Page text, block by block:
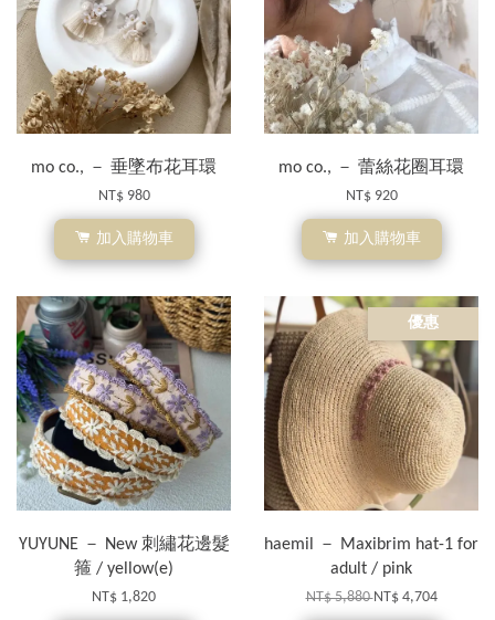
mo co., － 垂墜布花耳環
NT$ 980
加入購物車
mo co., － 蕾絲花圈耳環
NT$ 920
加入購物車
YUYUNE － New 刺繡花邊髮
箍 / yellow(e)
NT$ 1,820
優惠
haemil － Maxibrim hat-1 for
adult / pink
NT$ 5,880NT$ 4,704